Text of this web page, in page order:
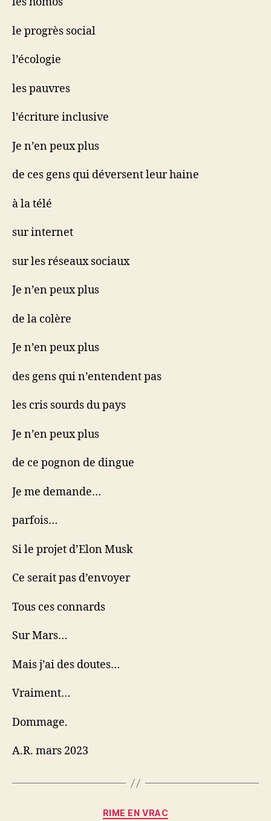
le progrès social
l’écologie
les pauvres
l’écriture inclusive
Je n’en peux plus
de ces gens qui déversent leur haine
à la télé
sur internet
sur les réseaux sociaux
Je n’en peux plus
de la colère
Je n’en peux plus
des gens qui n’entendent pas
les cris sourds du pays
Je n’en peux plus
de ce pognon de dingue
Je me demande…
parfois…
Si le projet d’Elon Musk
Ce serait pas d’envoyer
Tous ces connards
Sur Mars…
Mais j’ai des doutes…
Vraiment…
Dommage.
A.R. mars 2023
Categories
RIME EN VRAC